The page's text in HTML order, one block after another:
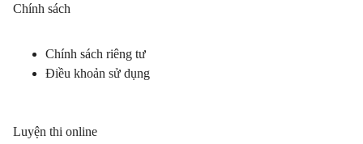
Chính sách
Chính sách riêng tư
Điều khoản sử dụng
Luyện thi online